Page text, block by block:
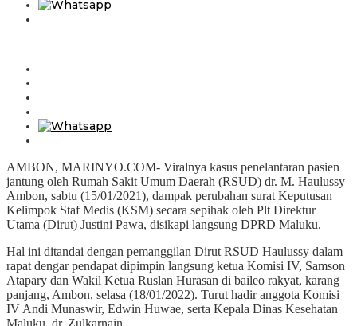
AMBON, MARINYO.COM- Viralnya kasus penelantaran pasien
jantung oleh Rumah Sakit Umum Daerah (RSUD) dr. M. Haulussy
Ambon, sabtu (15/01/2021), dampak perubahan surat Keputusan
Kelimpok Staf Medis (KSM) secara sepihak oleh Plt Direktur
Utama (Dirut) Justini Pawa, disikapi langsung DPRD Maluku.
Hal ini ditandai dengan pemanggilan Dirut RSUD Haulussy dalam
rapat dengar pendapat dipimpin langsung ketua Komisi IV, Samson
Atapary dan Wakil Ketua Ruslan Hurasan di baileo rakyat, karang
panjang, Ambon, selasa (18/01/2022). Turut hadir anggota Komisi
IV Andi Munaswir, Edwin Huwae, serta Kepala Dinas Kesehatan
Maluku, dr. Zulkarnain.